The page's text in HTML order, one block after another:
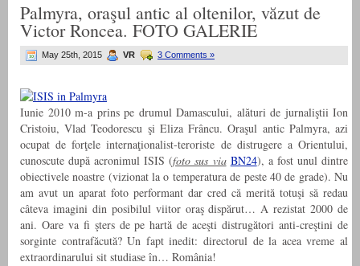
Palmyra, oraşul antic al oltenilor, văzut de
Victor Roncea. FOTO GALERIE
May 25th, 2015 VR 3 Comments »
Iunie 2010 m-a prins pe drumul Damascului, alături de jurnaliştii Ion
Cristoiu, Vlad Teodorescu şi Eliza Frâncu. Oraşul antic Palmyra, azi
ocupat de forţele internaţionalist-teroriste de distrugere a Orientului,
cunoscute după acronimul ISIS (foto sus via BN24), a fost unul dintre
obiectivele noastre (vizionat la o temperatura de peste 40 de grade). Nu
am avut un aparat foto performant dar cred că merită totuşi să redau
câteva imagini din posibilul viitor oraş dispărut… A rezistat 2000 de
ani. Oare va fi şters de pe hartă de aceşti distrugători anti-creştini de
sorginte contrafăcută? Un fapt inedit: directorul de la acea vreme al
extraordinarului sit studiase în… România!